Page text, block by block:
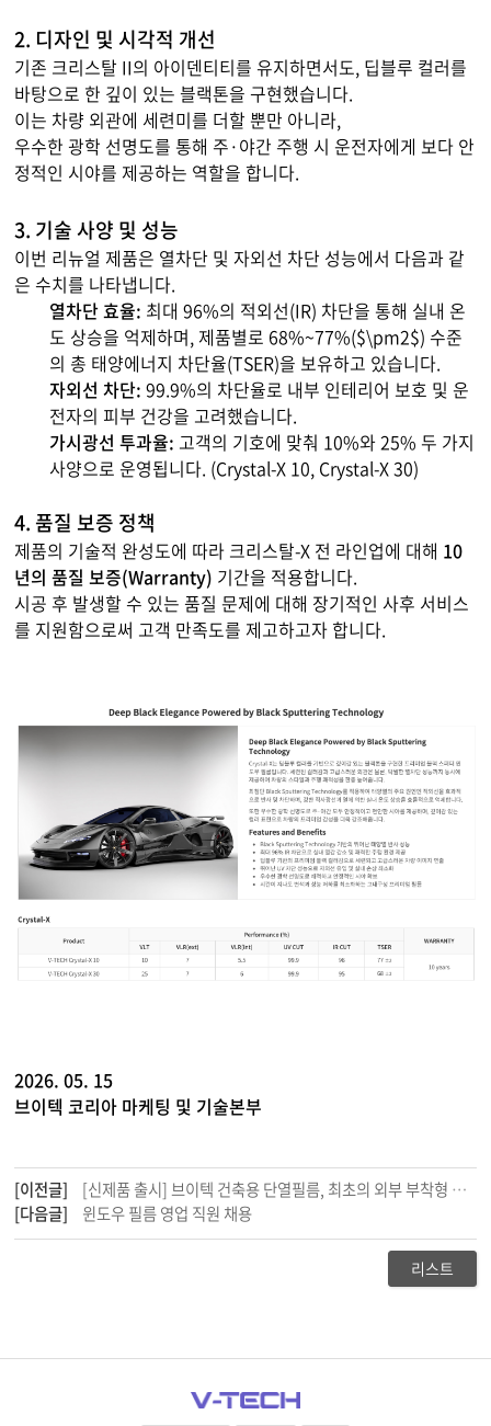
2. 디자인 및 시각적 개선
기존 크리스탈 II의 아이덴티티를 유지하면서도, 딥블루 컬러를
바탕으로 한 깊이 있는 블랙톤을 구현했습니다.
이는 차량 외관에 세련미를 더할 뿐만 아니라,
우수한 광학 선명도를 통해 주·야간 주행 시 운전자에게 보다 안
정적인 시야를 제공하는 역할을 합니다.
3. 기술 사양 및 성능
이번 리뉴얼 제품은 열차단 및 자외선 차단 성능에서 다음과 같
은 수치를 나타냅니다.
열차단 효율: 최대 96%의 적외선(IR) 차단을 통해 실내 온
도 상승을 억제하며, 제품별로 68%~77%($\pm2$) 수준
의 총 태양에너지 차단율(TSER)을 보유하고 있습니다.
자외선 차단: 99.9%의 차단율로 내부 인테리어 보호 및 운
전자의 피부 건강을 고려했습니다.
가시광선 투과율: 고객의 기호에 맞춰 10%와 25% 두 가지
사양으로 운영됩니다. (Crystal-X 10, Crystal-X 30)
4. 품질 보증 정책
제품의 기술적 완성도에 따라 크리스탈-X 전 라인업에 대해 10
년의 품질 보증(Warranty) 기간을 적용합니다.
시공 후 발생할 수 있는 품질 문제에 대해 장기적인 사후 서비스
를 지원함으로써 고객 만족도를 제고하고자 합니다.
2026. 05. 15
브이텍 코리아 마케팅 및 기술본부
[이전글]
[신제품 출시] 브이텍 건축용 단열필름, 최초의 외부 부착형 필름 'NE 20 (EXT)' 출시
[다음글]
윈도우 필름 영업 직원 채용
리스트